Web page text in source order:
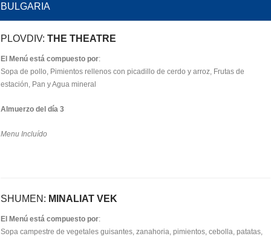
BULGARIA
PLOVDIV: THE THEATRE
El Menú está compuesto por:
Sopa de pollo, Pimientos rellenos con picadillo de cerdo y arroz, Frutas de
estación, Pan y Agua mineral
Almuerzo del día 3
Menu Incluído
SHUMEN: MINALIAT VEK
El Menú está compuesto por:
Sopa campestre de vegetales guisantes, zanahoria, pimientos, cebolla, patatas,